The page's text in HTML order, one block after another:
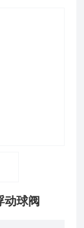
动球阀